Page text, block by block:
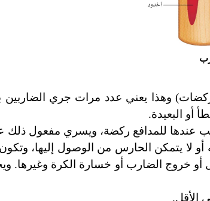
وهذا يعني عدد مرات جري الضاربين
أو البعيدة.
عندها للمدافع ركضة، ويسري مفعول ذلك
لا يتمكن الحارس من الوصول إليها،
أو خروج الضارب أو خسارة الكرة وغيرها.